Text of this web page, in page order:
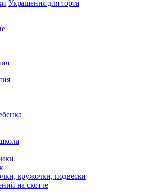
Украшения для торта
кружочки, подвески
на скотче